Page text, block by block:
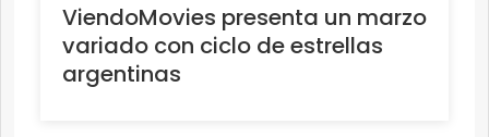
ViendoMovies presenta un marzo
variado con ciclo de estrellas
argentinas